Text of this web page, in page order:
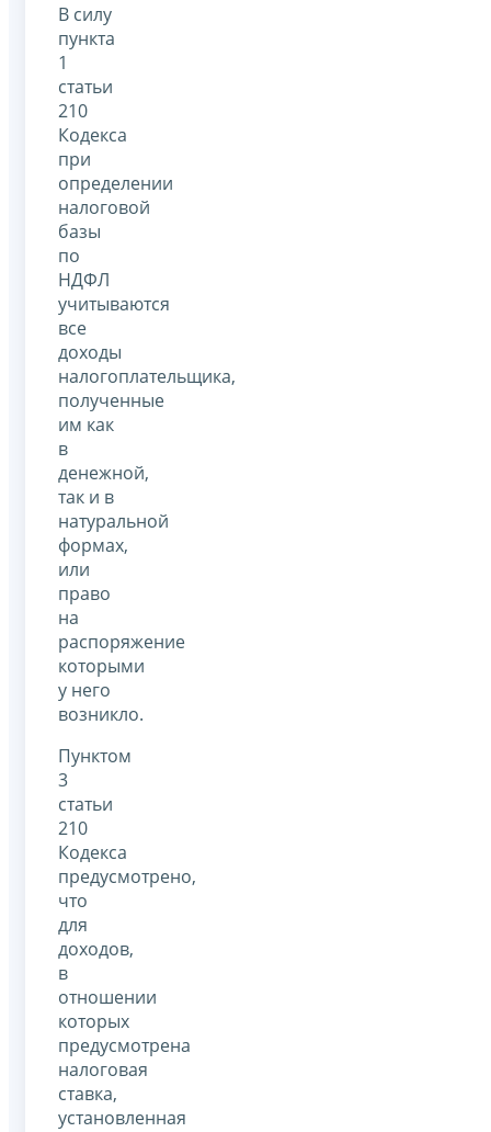
В силу
пункта
1
статьи
210
Кодекса
при
определении
налоговой
базы
по
НДФЛ
учитываются
все
доходы
налогоплательщика,
полученные
им как
в
денежной,
так и в
натуральной
формах,
или
право
на
распоряжение
которыми
у него
возникло.
Пунктом
3
статьи
210
Кодекса
предусмотрено,
что
для
доходов,
в
отношении
которых
предусмотрена
налоговая
ставка,
установленная